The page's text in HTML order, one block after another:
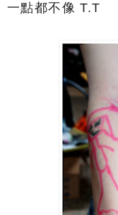
一點都不像 T.T